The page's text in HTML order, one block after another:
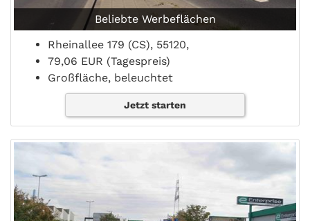
Beliebte Werbeflächen
Rheinallee 179 (CS), 55120,
79,06 EUR (Tagespreis)
Großfläche, beleuchtet
Jetzt starten